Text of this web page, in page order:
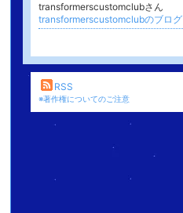
transformerscustomclubさん
transformerscustomclubのブログ
RSS
※著作権についてのご注意